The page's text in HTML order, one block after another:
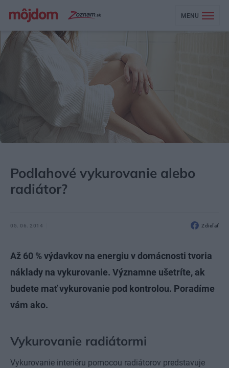
MENU
Podlahové vykurovanie alebo
radiátor?
05. 06. 2014 Zdieľať
Až 60 % výdavkov na energiu v domácnosti tvoria
náklady na vykurovanie. Významne ušetríte, ak
budete mať vykurovanie pod kontrolou. Poradíme
vám ako.
Vykurovanie radiátormi
Vykurovanie interiéru pomocou radiátorov predstavuje